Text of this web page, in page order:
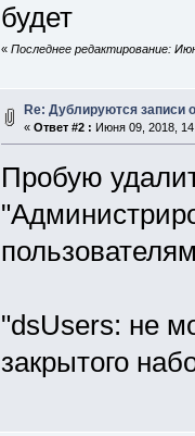
будет
« Последнее редактирование:
Re: Дублируются записи
« Ответ #2 : Июня 09, 2018,
Пробую
"dsUsers: не
закрытого